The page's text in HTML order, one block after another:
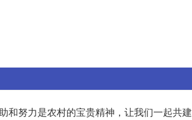
和努力是农村的宝贵精神，让我们一起共建